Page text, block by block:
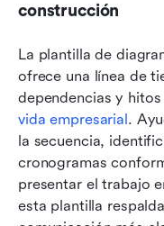
construcción
La plantilla de
ofrece una línea de
dependencias y
vida empresarial.
la secuencia,
cronogramas
presentar el trabajo
esta plantilla